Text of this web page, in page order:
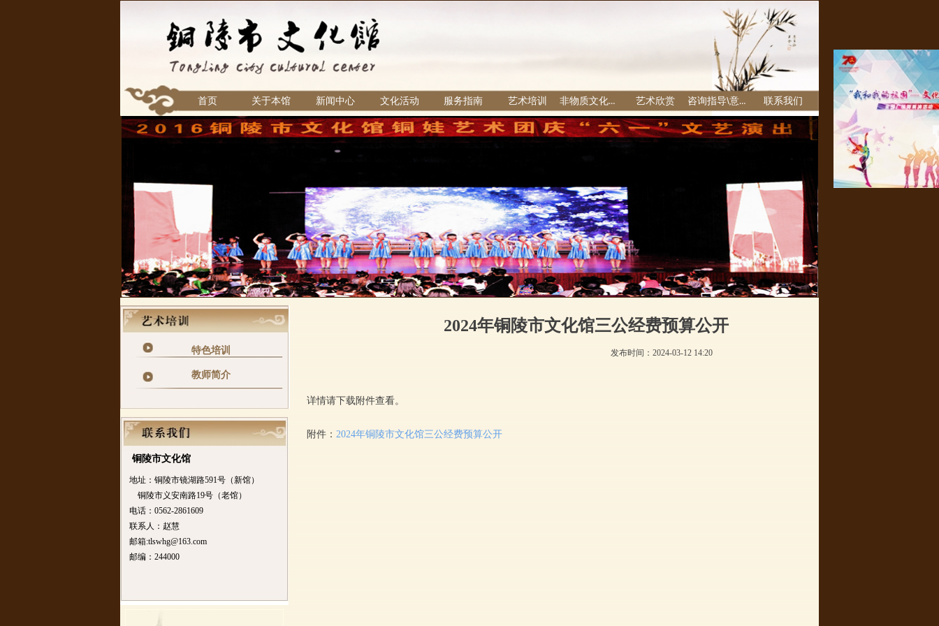
首页 关于本馆 新闻中心 文化活动 服务指南 艺术培训 非物质文化遗产 艺术欣赏 咨询指导\意见反馈栏 联系我们
2024年铜陵市文化馆三公经费预算公开
详情请下载附件查看。
附件： 2024年铜陵市文化馆三公经费预算公开
发布时间： 2024-03-12 14:20
特色培训
教师简介
铜陵市文化馆
地址：铜陵市镜湖路591号（新馆）
铜陵市义安南路19号（老馆）
电话：0562-2861609
联系人：赵慧
邮箱:tlswhg@163.com
邮编：244000